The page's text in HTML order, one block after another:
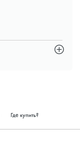
Где купить?